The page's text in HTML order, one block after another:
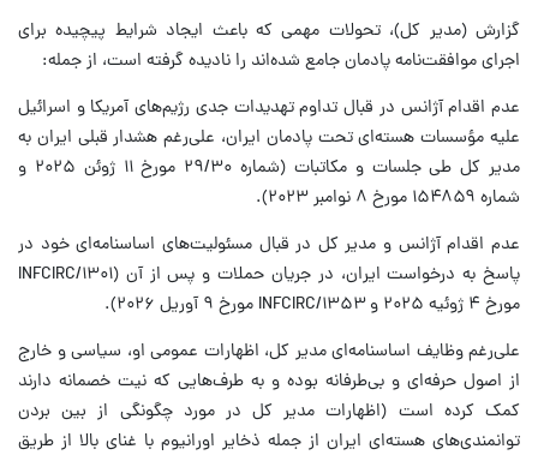
گزارش (مدیر کل)، تحولات مهمی که باعث ایجاد شرایط پیچیده برای
اجرای موافقت‌نامه پادمان جامع شده‌اند را نادیده گرفته است، از جمله:
عدم اقدام آژانس در قبال تداوم تهدیدات جدی رژیم‌های آمریکا و اسرائیل
علیه مؤسسات هسته‌ای تحت پادمان ایران، علی‌رغم هشدار قبلی ایران به
مدیر کل طی جلسات و مکاتبات (شماره ۲۹/۳۰ مورخ ۱۱ ژوئن ۲۰۲۵ و
شماره ۱۵۴۸۵۹ مورخ ۸ نوامبر ۲۰۲۳).
عدم اقدام آژانس و مدیر کل در قبال مسئولیت‌های اساسنامه‌ای خود در
پاسخ به درخواست ایران، در جریان حملات و پس از آن (INFCIRC/۱۳۰۱
مورخ ۴ ژوئیه ۲۰۲۵ و INFCIRC/۱۳۵۳ مورخ ۹ آوریل ۲۰۲۶).
علی‌رغم وظایف اساسنامه‌ای مدیر کل، اظهارات عمومی او، سیاسی و خارج
از اصول حرفه‌ای و بی‌طرفانه بوده و به طرف‌هایی که نیت خصمانه دارند
کمک کرده است (اظهارات مدیر کل در مورد چگونگی از بین بردن
توانمندی‌های هسته‌ای ایران از جمله ذخایر اورانیوم با غنای بالا از طریق